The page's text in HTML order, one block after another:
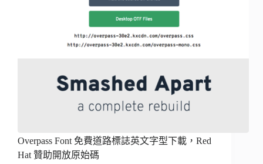
Overpass Font 免費道路標誌英文字型下載，Red
Hat 贊助開放原始碼